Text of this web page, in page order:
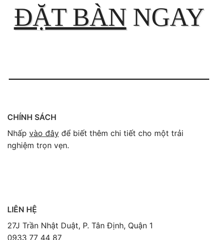
ĐẶT BÀNNGAY
CHÍNH SÁCH
Nhấp vào đây để biết thêm chi tiết cho một trải
nghiệm trọn vẹn.
LIÊN HỆ
27J Trần Nhật Duật, P. Tân Định, Quận 1
0933 77 44 87